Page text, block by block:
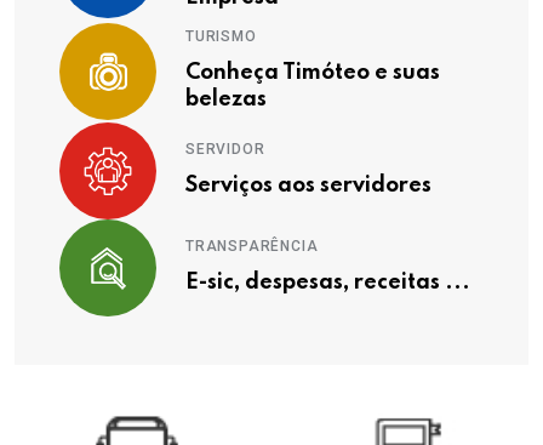
TURISMO
Conheça Timóteo e suas
belezas
SERVIDOR
Serviços aos servidores
TRANSPARÊNCIA
E-sic, despesas, receitas ...